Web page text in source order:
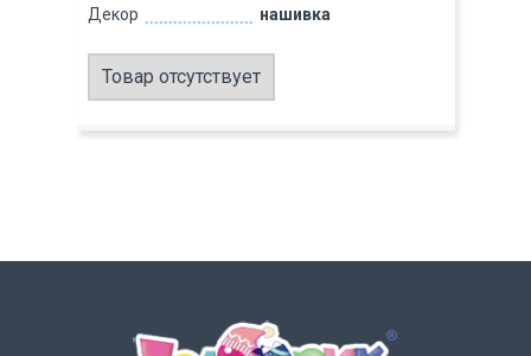
Декор
нашивка
Товар отсутствует